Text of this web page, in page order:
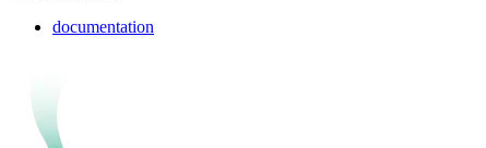
documentation